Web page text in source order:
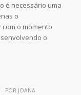
é necessário uma
o
o momento
o
POR JOANA